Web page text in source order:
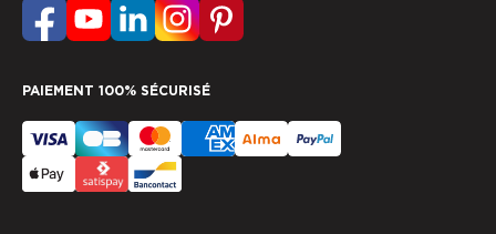
PAIEMENT 100% SÉCURISÉ